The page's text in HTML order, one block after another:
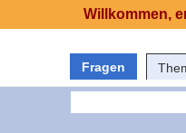
Fragen
Willkommen,